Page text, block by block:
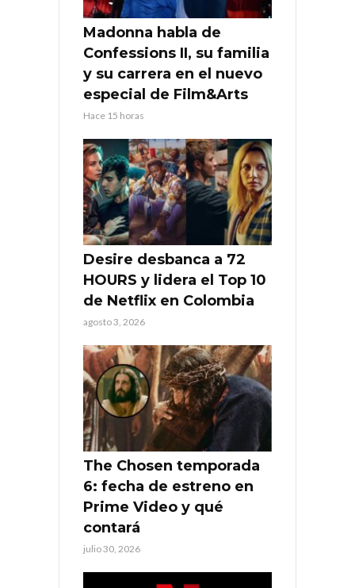
Madonna habla de
Confessions II, su familia
y su carrera en el nuevo
especial de Film&Arts
Hace 15 horas
Desire desbanca a 72
HOURS y lidera el Top 10
de Netflix en Colombia
agosto 3, 2026
The Chosen temporada
6: fecha de estreno en
Prime Video y qué
contará
julio 30, 2026